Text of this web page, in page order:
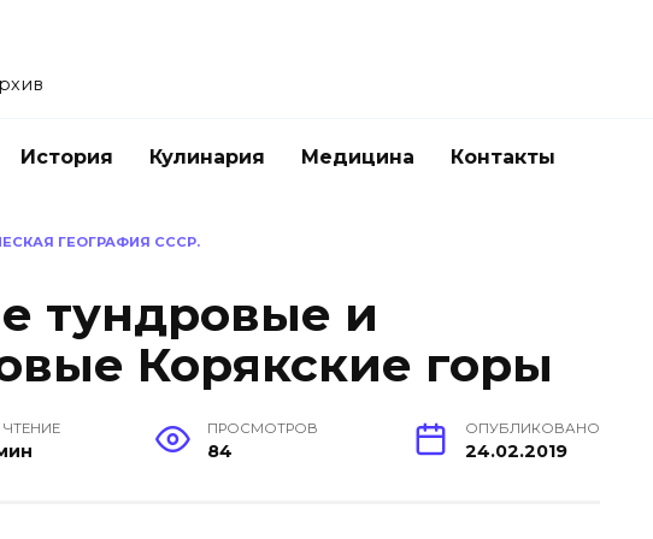
История Кулинария Медицина Контакты
ГЕОГРАФИЯ СССР.
тундровые и
Корякские горы
ЧТЕНИЕ ПРОСМОТРОВ
84
ОПУБЛИКОВАНО
24.02.2019